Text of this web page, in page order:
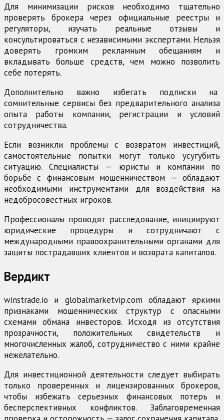
Для минимизации рисков необходимо тщательно
проверять брокера через официальные реестры и
регуляторы, изучать реальные отзывы и
консультироваться с независимыми экспертами. Нельзя
доверять громким рекламным обещаниям и
вкладывать больше средств, чем можно позволить
себе потерять.
Дополнительно важно избегать подписки на
сомнительные сервисы без предварительного анализа
опыта работы компании, регистрации и условий
сотрудничества.
Если возникли проблемы с возвратом инвестиций,
самостоятельные попытки могут только усугубить
ситуацию. Специалисты — юристы и компании по
борьбе с финансовым мошенничеством — обладают
необходимыми инструментами для воздействия на
недобросовестных игроков.
Профессионалы проводят расследование, инициируют
юридические процедуры и сотрудничают с
международными правоохранительными органами для
защиты пострадавших клиентов и возврата капиталов.
Вердикт
winstrade.io и globalmarketvip.com обладают яркими
признаками мошеннических структур с опасными
схемами обмана инвесторов. Исходя из отсутствия
прозрачности, положительных свидетельств и
многочисленных жалоб, сотрудничество с ними крайне
нежелательно.
Для инвестиционной деятельности следует выбирать
только проверенных и лицензированных брокеров,
чтобы избежать серьезных финансовых потерь и
бесперспективных конфликтов. Заблаговременная